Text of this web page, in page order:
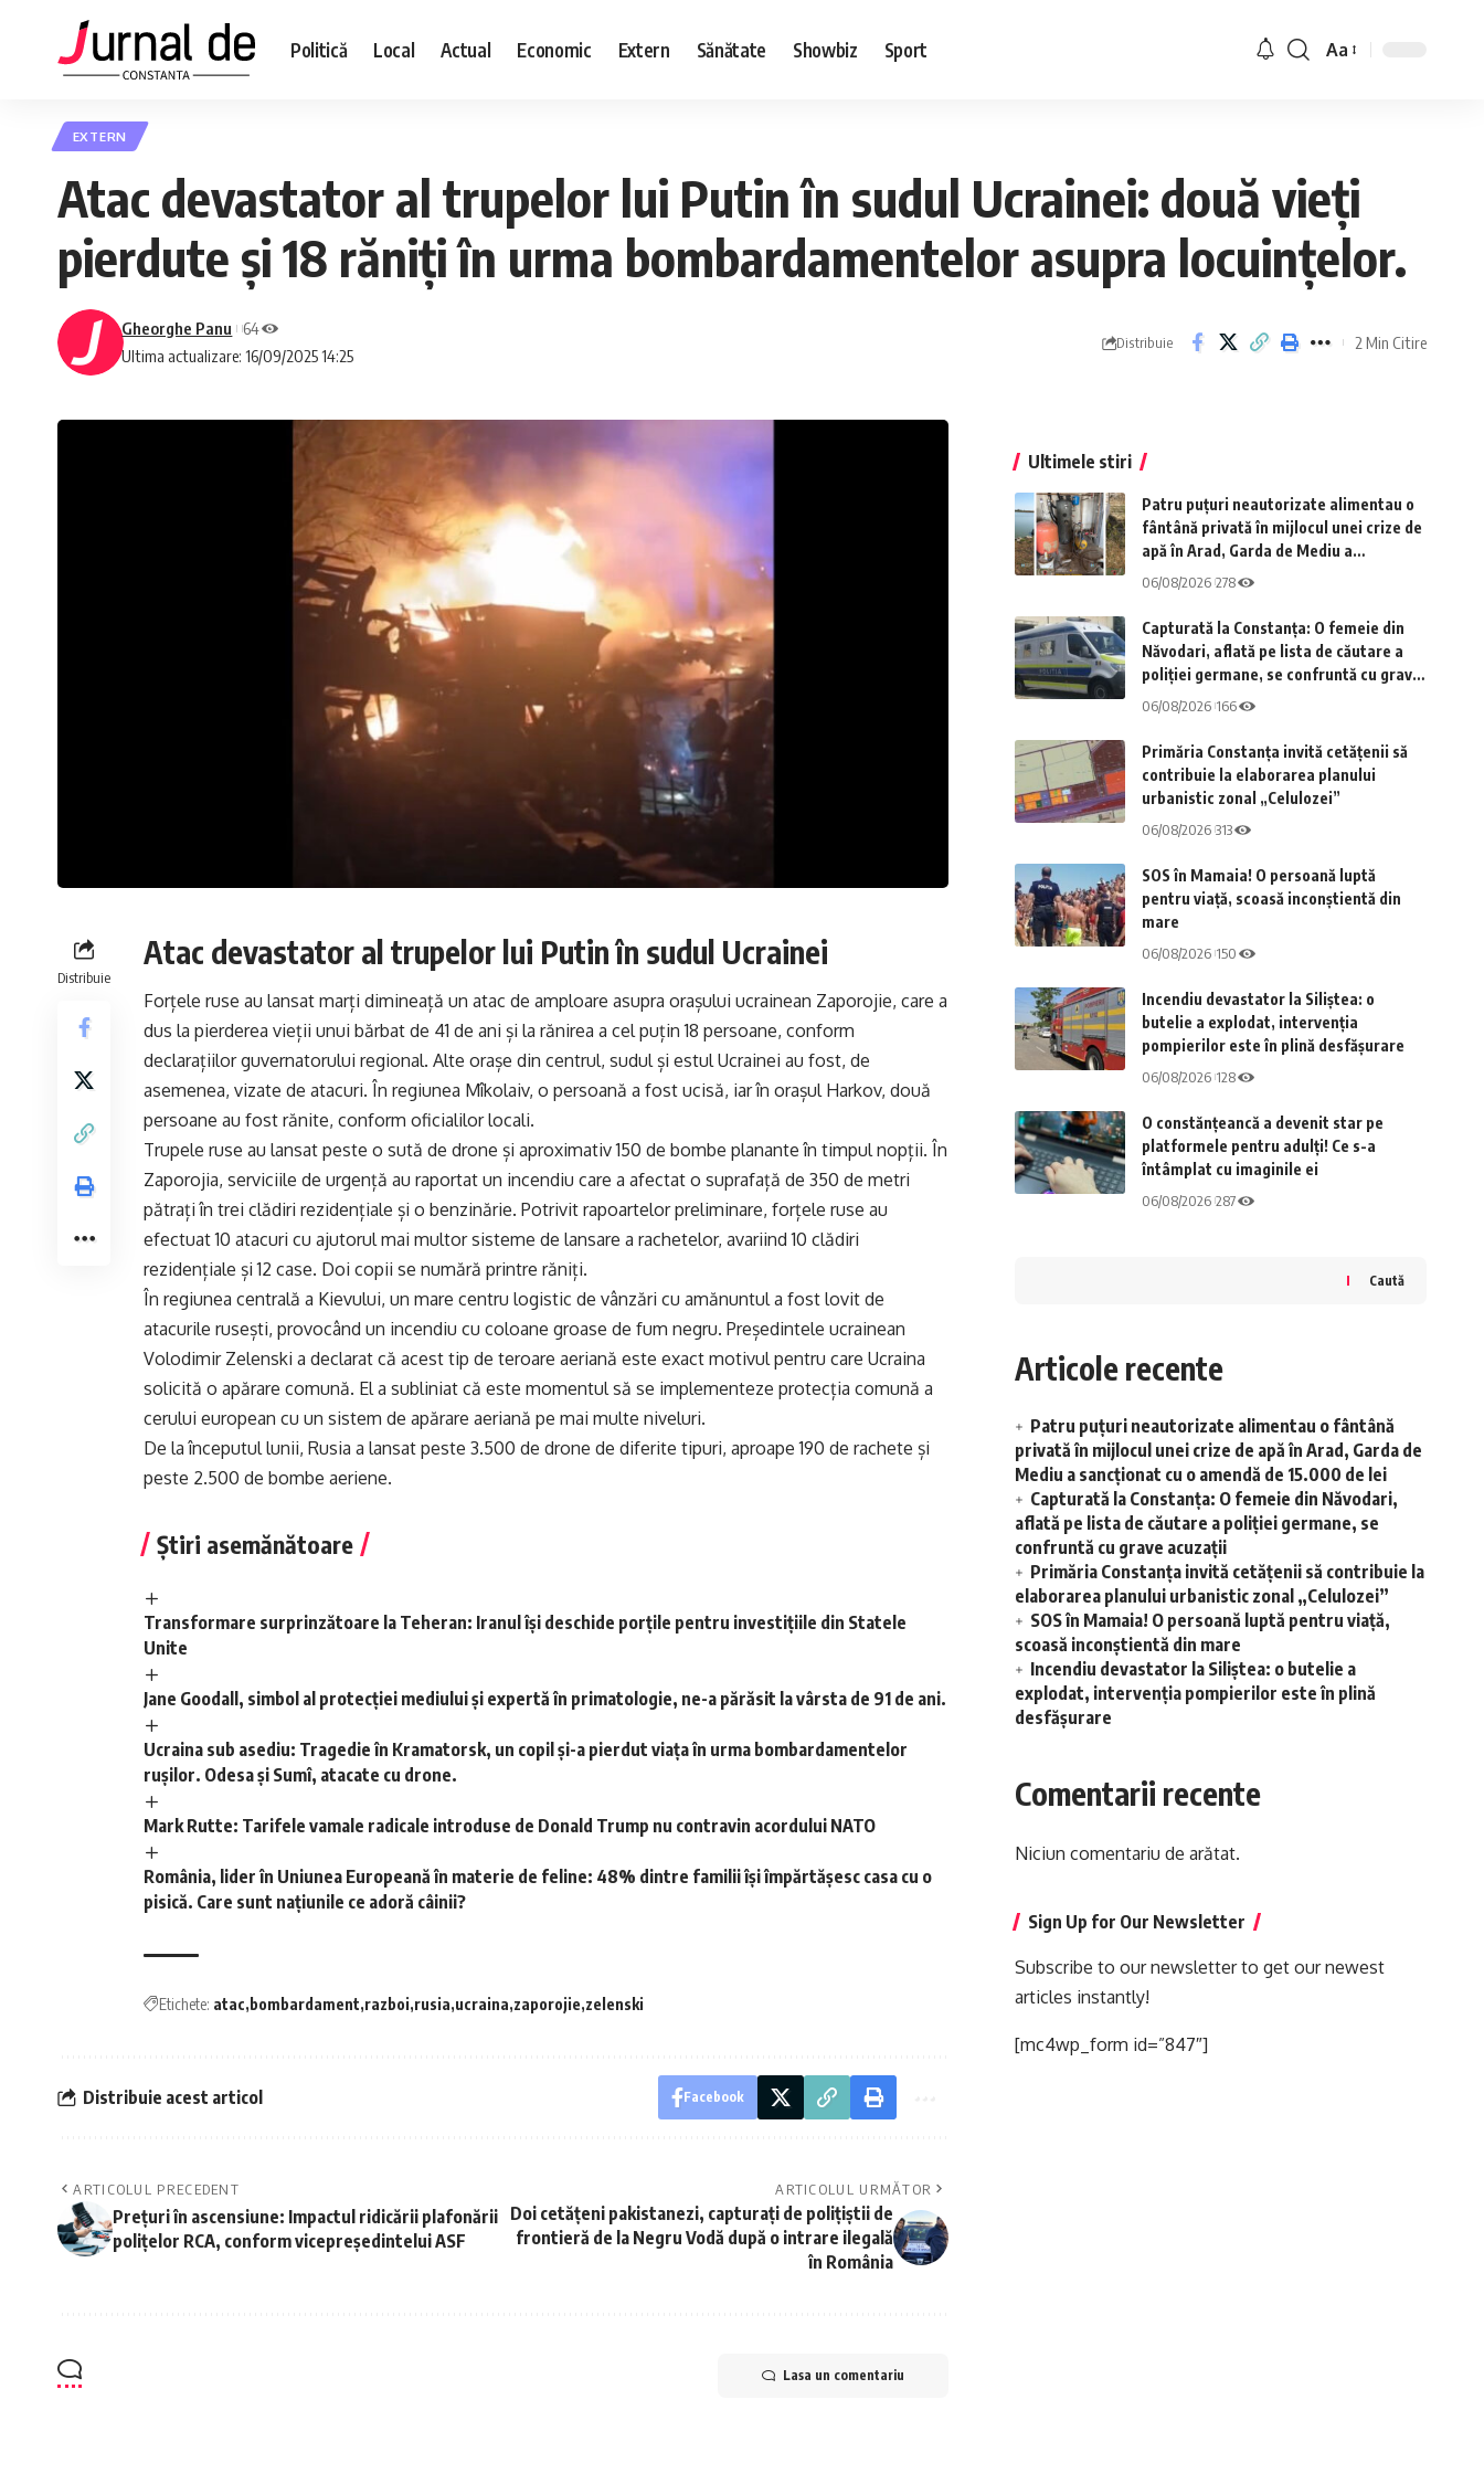
Politică Local Actual Economic Extern Sănătate Showbiz Sport Aa
EXTERN
Atac devastator al trupelor lui Putin în sudul Ucrainei: două vieți
pierdute și 18 răniți în urma bombardamentelor asupra locuințelor.
Ultima actualizare: 16/09/2025 14:25
Gheorghe Panu 64
Distribuie 2 Min Citire
Distribuie
Atac devastator al trupelor lui Putin în sudul Ucrainei
Forțele ruse au lansat marți dimineață un atac de amploare asupra orașului ucrainean Zaporojie, care a
dus la pierderea vieții unui bărbat de 41 de ani și la rănirea a cel puțin 18 persoane, conform
declarațiilor guvernatorului regional. Alte orașe din centrul, sudul și estul Ucrainei au fost, de
asemenea, vizate de atacuri. În regiunea Mîkolaiv, o persoană a fost ucisă, iar în orașul Harkov, două
persoane au fost rănite, conform oficialilor locali.
Trupele ruse au lansat peste o sută de drone și aproximativ 150 de bombe planante în timpul nopții. În
Zaporojia, serviciile de urgență au raportat un incendiu care a afectat o suprafață de 350 de metri
pătrați în trei clădiri rezidențiale și o benzinărie. Potrivit rapoartelor preliminare, forțele ruse au
efectuat 10 atacuri cu ajutorul mai multor sisteme de lansare a rachetelor, avariind 10 clădiri
rezidențiale și 12 case. Doi copii se numără printre răniți.
În regiunea centrală a Kievului, un mare centru logistic de vânzări cu amănuntul a fost lovit de
atacurile rusești, provocând un incendiu cu coloane groase de fum negru. Președintele ucrainean
Volodimir Zelenski a declarat că acest tip de teroare aeriană este exact motivul pentru care Ucraina
solicită o apărare comună. El a subliniat că este momentul să se implementeze protecția comună a
cerului european cu un sistem de apărare aeriană pe mai multe niveluri.
De la începutul lunii, Rusia a lansat peste 3.500 de drone de diferite tipuri, aproape 190 de rachete și
peste 2.500 de bombe aeriene.
Știri asemănătoare
Transformare surprinzătoare la Teheran: Iranul își deschide porțile pentru investițiile din Statele
Unite
Jane Goodall, simbol al protecției mediului și expertă în primatologie, ne-a părăsit la vârsta de 91 de ani.
Ucraina sub asediu: Tragedie în Kramatorsk, un copil și-a pierdut viața în urma bombardamentelor
rușilor. Odesa și Sumî, atacate cu drone.
Mark Rutte: Tarifele vamale radicale introduse de Donald Trump nu contravin acordului NATO
România, lider în Uniunea Europeană în materie de feline: 48% dintre familii își împărtășesc casa cu o
pisică. Care sunt națiunile ce adoră câinii?
Etichete: atac bombardament razboi rusia ucraina zaporojie zelenski
Distribuie acest articol Facebook
ARTICOLUL PRECEDENT
Prețuri în ascensiune: Impactul ridicării plafonării
polițelor RCA, conform vicepreședintelui ASF
ARTICOLUL URMĂTOR
Doi cetățeni pakistanezi, capturați de polițiștii de
frontieră de la Negru Vodă după o intrare ilegală
în România
Lasa un comentariu
Ultimele stiri
Patru puțuri neautorizate alimentau o
fântână privată în mijlocul unei crize de
apă în Arad, Garda de Mediu a
sancționat cu o amendă de 15.000 de lei
06/08/2026 278
Capturată la Constanța: O femeie din
Năvodari, aflată pe lista de căutare a
poliției germane, se confruntă cu grave
acuzații
06/08/2026 166
Primăria Constanța invită cetățenii să
contribuie la elaborarea planului
urbanistic zonal „Celulozei”
06/08/2026 313
SOS în Mamaia! O persoană luptă
pentru viață, scoasă inconștientă din
mare
06/08/2026 150
Incendiu devastator la Siliștea: o
butelie a explodat, intervenția
pompierilor este în plină desfășurare
06/08/2026 128
O constănțeancă a devenit star pe
platformele pentru adulți! Ce s-a
întâmplat cu imaginile ei
06/08/2026 287
Caută
Articole recente
Patru puțuri neautorizate alimentau o fântână
privată în mijlocul unei crize de apă în Arad, Garda de
Mediu a sancționat cu o amendă de 15.000 de lei
Capturată la Constanța: O femeie din Năvodari,
aflată pe lista de căutare a poliției germane, se
confruntă cu grave acuzații
Primăria Constanța invită cetățenii să contribuie la
elaborarea planului urbanistic zonal „Celulozei”
SOS în Mamaia! O persoană luptă pentru viață,
scoasă inconștientă din mare
Incendiu devastator la Siliștea: o butelie a
explodat, intervenția pompierilor este în plină
desfășurare
Comentarii recente
Niciun comentariu de arătat.
Sign Up for Our Newsletter
Subscribe to our newsletter to get our newest
articles instantly!
[mc4wp_form id=”847″]